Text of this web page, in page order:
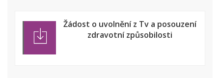
Žádost o uvolnění z Tv a posouzení
zdravotní způsobilosti